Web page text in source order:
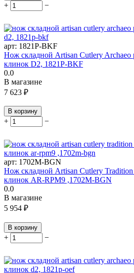
+ −
арт: 1821P-BKF
Нож складной Artisan Cutlery Archaeo
клинок D2, 1821P-BKF
0.0
В магазине
7 623 ₽
В корзину
+ −
арт: 1702M-BGN
Нож складной Artisan Cutlery Tradition
клинок AR-RPM9 ,1702M-BGN
0.0
В магазине
5 954 ₽
В корзину
+ −